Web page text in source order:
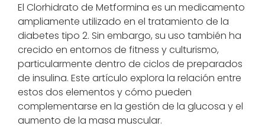
El Clorhidrato de Metformina es un medicamento
ampliamente utilizado en el tratamiento de la
diabetes tipo 2. Sin embargo, su uso también ha
crecido en entornos de fitness y culturismo,
particularmente dentro de ciclos de preparados
de insulina. Este artículo explora la relación entre
estos dos elementos y cómo pueden
complementarse en la gestión de la glucosa y el
aumento de la masa muscular.